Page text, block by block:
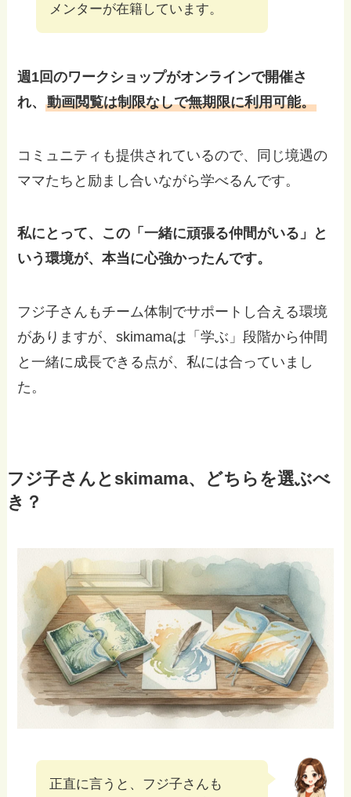
メンターが在籍しています。
週1回のワークショップがオンラインで開催さ
れ、動画閲覧は制限なしで無期限に利用可能。
コミュニティも提供されているので、同じ境遇の
ママたちと励まし合いながら学べるんです。
私にとって、この「一緒に頑張る仲間がいる」と
いう環境が、本当に心強かったんです。
フジ子さんもチーム体制でサポートし合える環境
がありますが、skimamaは「学ぶ」段階から仲間
と一緒に成長できる点が、私には合っていまし
た。
フジ子さんとskimama、どちらを選ぶべ
き？
正直に言うと、フジ子さんも